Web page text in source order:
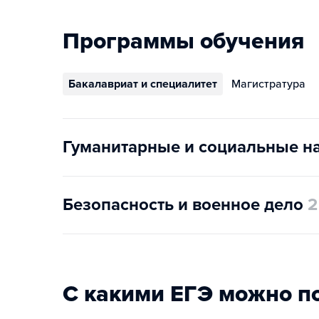
Программы обучения
Бакалавриат и специалитет Магистратура
Гуманитарные и социальные
Безопасность и военное дело 2
С какими ЕГЭ можно